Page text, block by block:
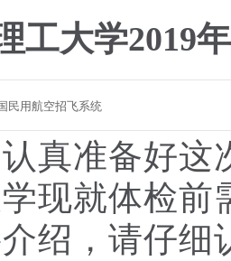
工大学2019
民用航空招飞系统
真准备好
现就体检
绍，请仔细